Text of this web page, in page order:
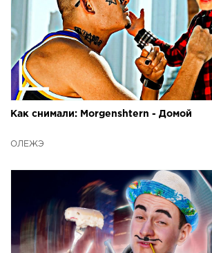
Как снимали: Morgenshtern - Домой
ОЛЕЖЭ